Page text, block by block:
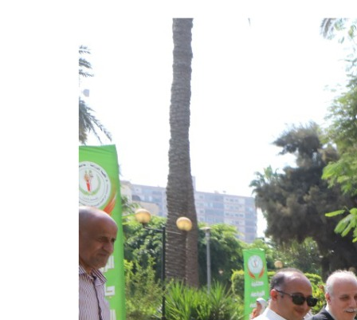
الإدارة
كلمة عميد الكلية
رؤساء الأقسام العلمية
الهيكل التنظيمى
نبذة تاريخية
تاريخ الكلية
الإدارة الحالية
الخطة الإستراتجية و التنفيذية
ميثاق الأخلاقيات
بحوث فى حقوق الملكية الفكرية
إستراتجية التعليم والتعلم
البريد الإلكترونى لإدارات و مراكز الكلية
خريطة الكلية